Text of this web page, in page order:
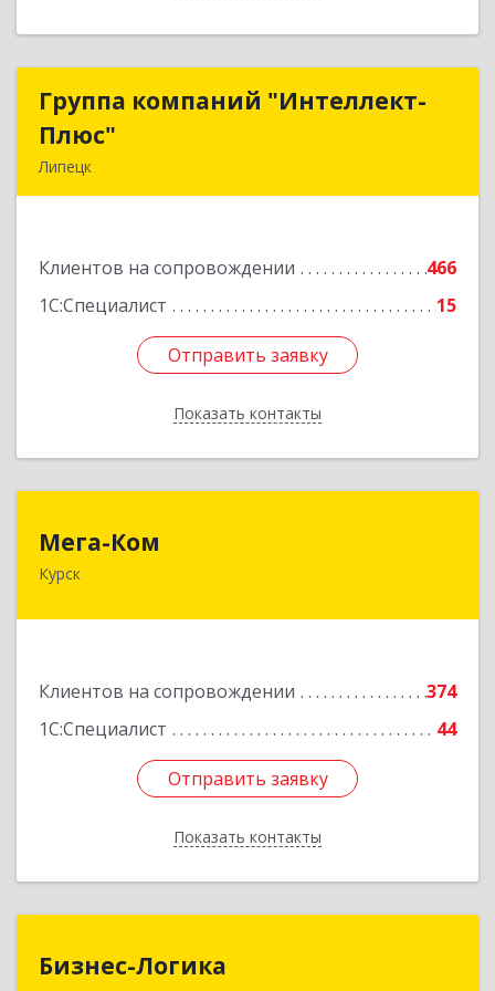
Группа компаний "Интеллект-
Плюс"
Липецк
Клиентов на сопровождении
466
1С:Специалист
15
Отправить заявку
Показать контакты
Группа компаний "Интеллект-
Подробнее
Отправить заявку
Назад
Мега-Ком
Курск
Клиентов на сопровождении
374
1С:Специалист
44
Отправить заявку
Показать контакты
305001, Курская обл, Курск г, Красной Армии ул,
Отправить заявку
Назад
Бизнес-Логика